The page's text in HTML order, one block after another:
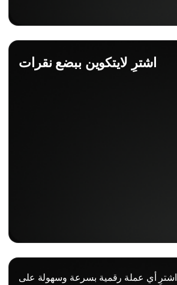
اشترِ لايتكوين ببضع نقرات
اشترِ أي عملة رقمية بسرعة وسهولة على Cryptomus. قم